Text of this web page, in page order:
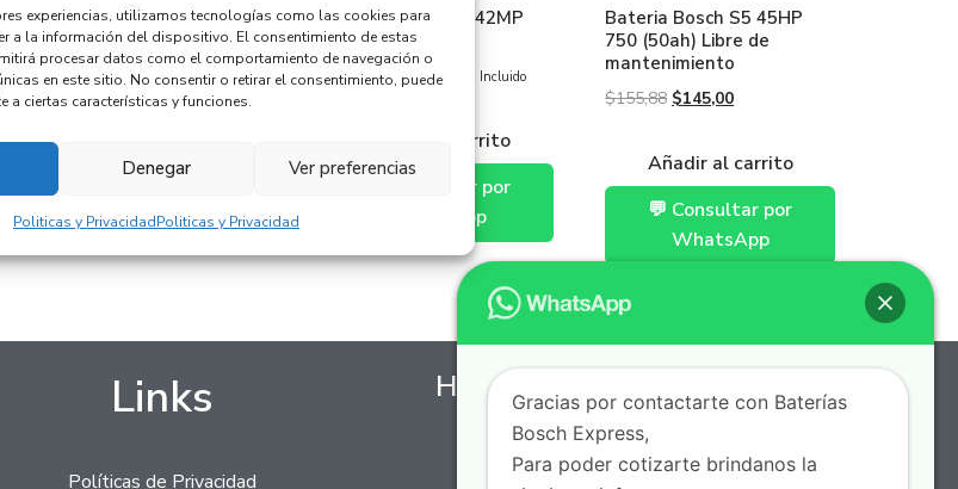
experiencias, utilizamos tecnologías como las cookies para
a la información del dispositivo. El consentimiento de estas
procesar datos como el comportamiento de navegación o
en este sitio. No consentir o retirar el consentimiento, puede
a ciertas características y funciones.
Denegar Ver preferencias
Politicas y PrivacidadPoliticas y Privacidad
Bateria Bosch S4 42HP
900 (55ah)
$149,78 $130,00
WhatsApp
Bateria Bosch S5 42MP
970 (62ah)
$174,64 $ 155,00 Iva Incluido
Añadir al carrito
💬 Consultar por
WhatsApp
Bateria Bosch S5 45HP
750 (50ah) Libre de
mantenimiento
$155,88 $145,00
Añadir al carrito
💬 Consultar por
WhatsApp
Links
Políticas de Privacidad
Horario de Servicio a Domicilio
7 AM - 10 PM, Lunes a Domingo
Gracias por contactarte con Baterías
Bosch Express,
Para poder cotizarte brindanos la